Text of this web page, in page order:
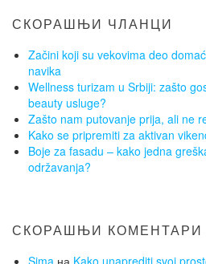
СКОРАШЊИ ЧЛАНЦИ
Začini koji su vekovima deo
navika
Wellness turizam u Srbiji: zašto
beauty usluge?
Zašto nam putovanje prija, ali ne
Kako se pripremiti za aktivan
Boje za fasadu – kako jedna
održavanja?
СКОРАШЊИ КОМЕНТАРИ
Sima на Kako unaprediti svoj